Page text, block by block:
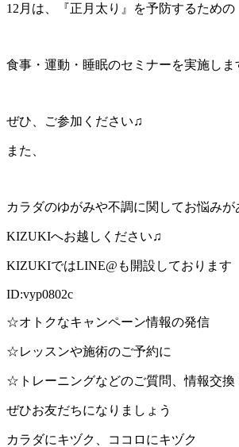
12月は、『正月太り』を予防するための
食事・運動・睡眠のセミナーを実施しま
ぜひ、ご参加ください♫
また、
カラダのゆがみや不調に関してお悩みが
KIZUKIへお越しください♫
KIZUKIではLINE@も開設しております
ID:vyp0802c
☆オトクなキャンペーン情報の発信
☆レッスンや施術のご予約に
☆トレーニングなどのご質問、情報交換
ぜひお友だちになりましょう
カラダにキヅク、ココロにキヅク